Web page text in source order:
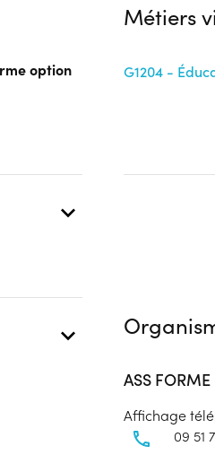
option
Métiers
G1204 -
ASS FORME
Affichage
09 51